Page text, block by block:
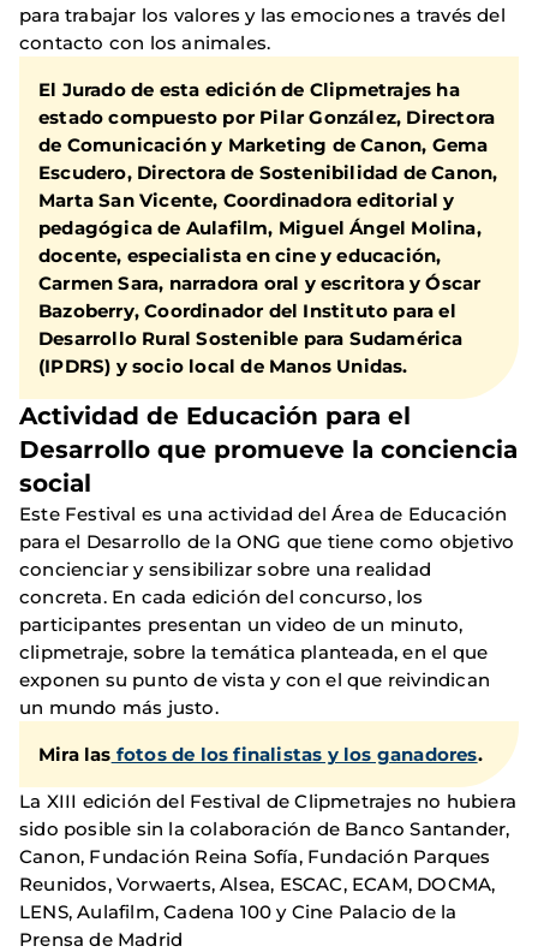
para trabajar los valores y las emociones a través del
contacto con los animales.
El Jurado de esta edición de Clipmetrajes ha
estado compuesto por Pilar González, Directora
de Comunicación y Marketing de Canon, Gema
Escudero, Directora de Sostenibilidad de Canon,
Marta San Vicente, Coordinadora editorial y
pedagógica de Aulafilm, Miguel Ángel Molina,
docente, especialista en cine y educación,
Carmen Sara, narradora oral y escritora yÓscar
Bazoberry, Coordinador del Instituto para el
Desarrollo Rural Sostenible para Sudamérica
(IPDRS) y socio local de Manos Unidas.
Actividad de Educación para el
Desarrollo que promueve la conciencia
social
Este Festival es una actividad del Área de Educación
para el Desarrollo de la ONG que tiene como objetivo
concienciar y sensibilizar sobre una realidad
concreta. En cada edición del concurso, los
participantes presentan un video de un minuto,
clipmetraje, sobre la temática planteada, en el que
exponen su punto de vista y con el que reivindican
un mundo más justo.
Mira las fotos de los finalistas y los ganadores.
La XIII edición del Festival de Clipmetrajes no hubiera
sido posible sin la colaboración de Banco Santander,
Canon, Fundación Reina Sofía, Fundación Parques
Reunidos, Vorwaerts, Alsea, ESCAC, ECAM, DOCMA,
LENS, Aulafilm, Cadena 100 y Cine Palacio de la
Prensa de Madrid